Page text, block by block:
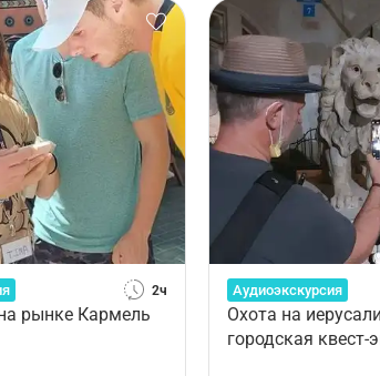
2ч
рынке Кармель
Аудиоэкскурсия
Охота на
городская квест-